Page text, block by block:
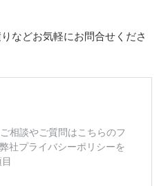
などお気軽にお問合せくださ